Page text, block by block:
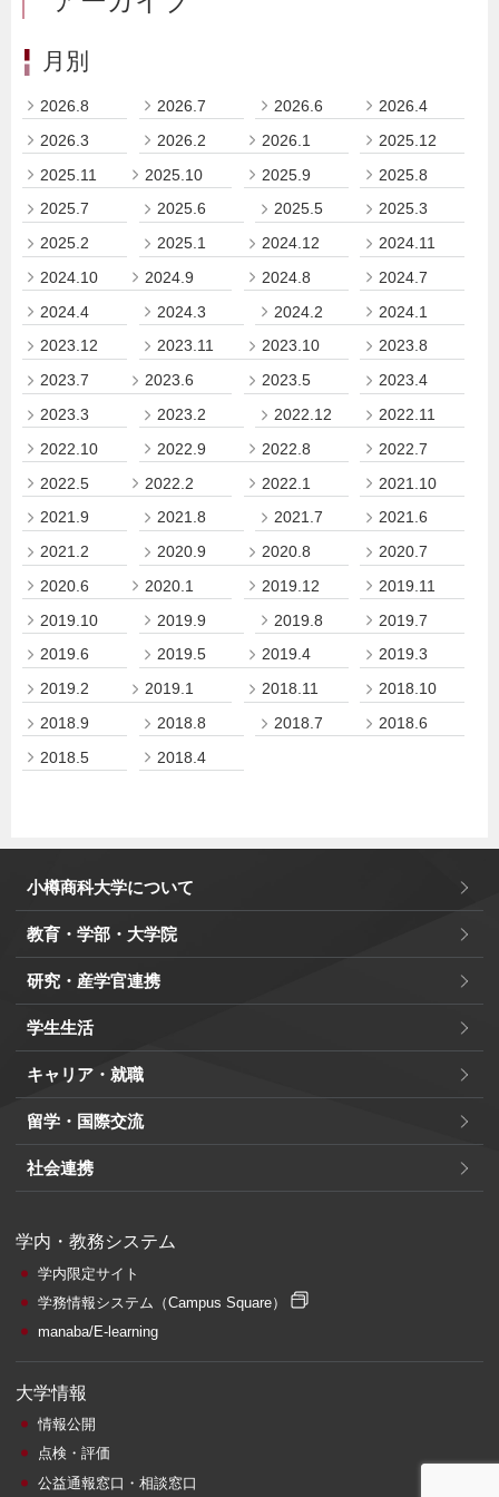
月別
2026.8 2026.7 2026.6
2026.4
2026.3
2026.2 2026.1
2025.12
2025.11
2025.10 2025.9
2025.8
2025.7
2025.6 2025.5
2025.3
2025.2
2025.1 2024.12
2024.11
2024.10
2024.9 2024.8
2024.7
2024.4
2024.3 2024.2
2024.1
2023.12
2023.11 2023.10
2023.8
2023.7
2023.6 2023.5
2023.4
2023.3
2023.2 2022.12
2022.11
2022.10
2022.9 2022.8
2022.7
2022.5
2022.2 2022.1
2021.10
2021.9
2021.8 2021.7
2021.6
2021.2
2020.9 2020.8
2020.7
2020.6
2020.1 2019.12
2019.11
2019.10
2019.9 2019.8
2019.7
2019.6
2019.5 2019.4
2019.3
2019.2
2019.1 2018.11
2018.10
2018.9
2018.8 2018.7
2018.6
2018.5
2018.4
小樽商科大学について
教育・学部・大学院
研究・産学官連携
学生生活
キャリア・就職
留学・国際交流
社会連携
学内・教務システム
学内限定サイト
学務情報システム （Campus Square）
manaba/E-learning
大学情報
情報公開
点検・評価
公益通報窓口・相談窓口